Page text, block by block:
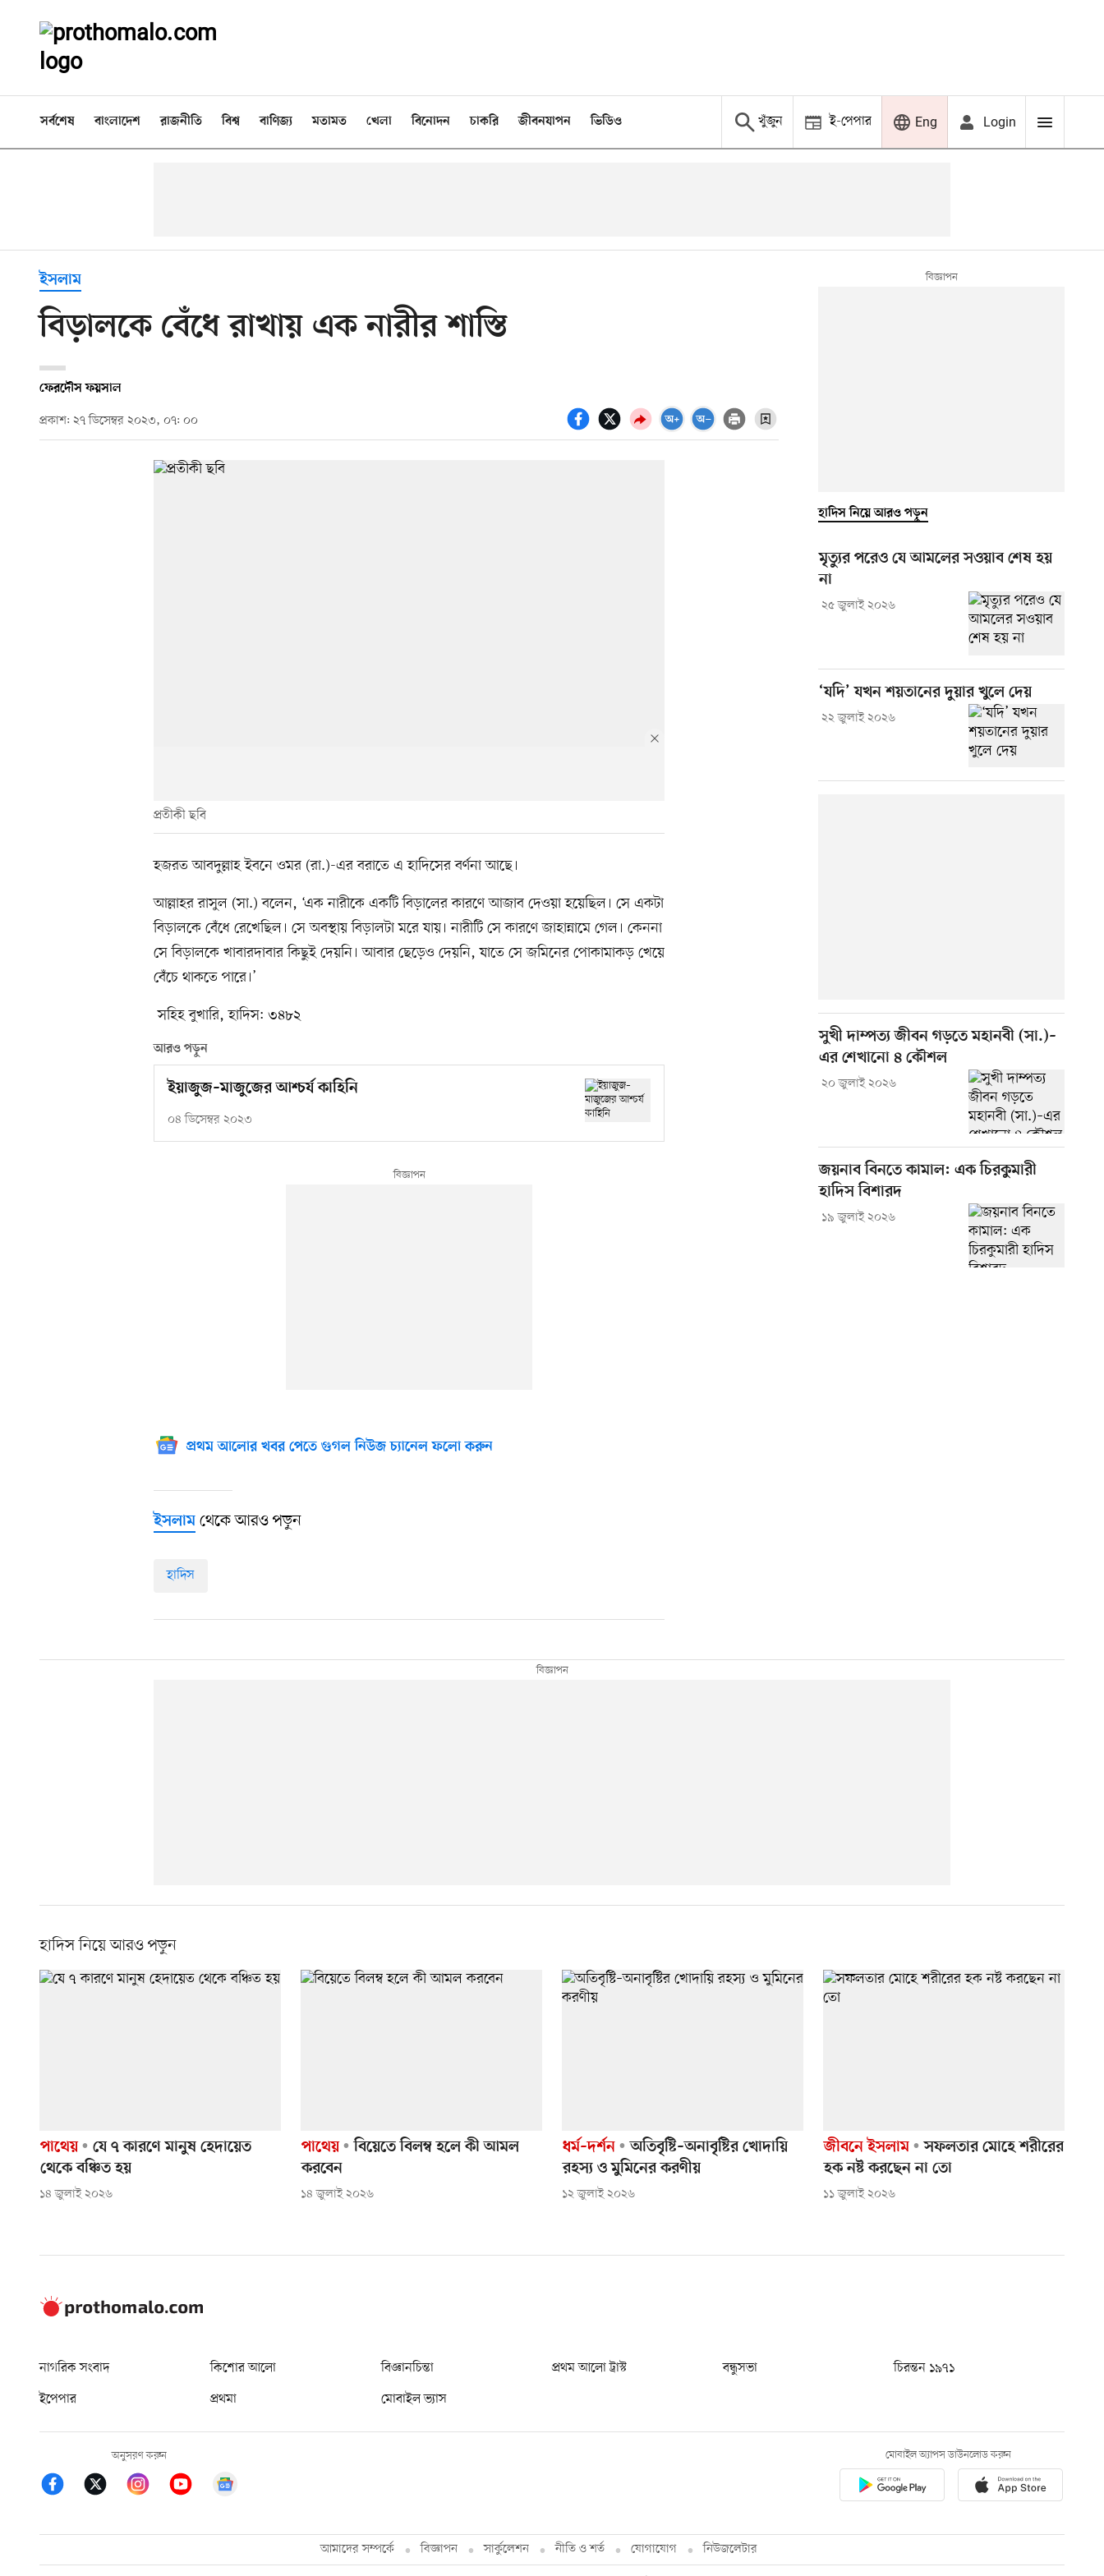
সর্বশেষ বাংলাদেশ রাজনীতি বিশ্ব বাণিজ্য মতামত খেলা বিনোদন চাকরি জীবনযাপন ভিডিও খুঁজুন ই-পেপার Eng Login
ইসলাম
বিড়ালকে বেঁধে রাখায় এক নারীর শাস্তি
ফেরদৌস ফয়সাল
প্রকাশ: ২৭ ডিসেম্বর ২০২৩, ০৭: ০০
প্রতীকী ছবি
হজরত আবদুল্লাহ ইবনে ওমর (রা.)-এর বরাতে এ হাদিসের বর্ণনা আছে।
আল্লাহর রাসুল (সা.) বলেন, ‘এক নারীকে একটি বিড়ালের কারণে আজাব দেওয়া হয়েছিল। সে একটা
বিড়ালকে বেঁধে রেখেছিল। সে অবস্থায় বিড়ালটা মরে যায়। নারীটি সে কারণে জাহান্নামে গেল। কেননা
সে বিড়ালকে খাবারদাবার কিছুই দেয়নি। আবার ছেড়েও দেয়নি, যাতে সে জমিনের পোকামাকড় খেয়ে
বেঁচে থাকতে পারে।’
সহিহ বুখারি, হাদিস: ৩৪৮২
আরও পড়ুন
ইয়াজুজ–মাজুজের আশ্চর্য কাহিনি
০৪ ডিসেম্বর ২০২৩
প্রথম আলোর খবর পেতে গুগল নিউজ চ্যানেল ফলো করুন
ইসলাম থেকে আরও পড়ুন
হাদিস
হাদিস নিয়ে আরও পড়ুন
মৃত্যুর পরেও যে আমলের সওয়াব শেষ হয়
না
২৫ জুলাই ২০২৬
‘যদি’ যখন শয়তানের দুয়ার খুলে দেয়
২২ জুলাই ২০২৬
সুখী দাম্পত্য জীবন গড়তে মহানবী (সা.)–
এর শেখানো ৪ কৌশল
২০ জুলাই ২০২৬
জয়নাব বিনতে কামাল: এক চিরকুমারী
হাদিস বিশারদ
১৯ জুলাই ২০২৬
হাদিস নিয়ে আরও পড়ুন
পাথেয়
যে ৭ কারণে মানুষ হেদায়েত
থেকে বঞ্চিত হয়
১৪ জুলাই ২০২৬
পাথেয়
বিয়েতে বিলম্ব হলে কী আমল
করবেন
১৪ জুলাই ২০২৬
ধর্ম–দর্শন
অতিবৃষ্টি–অনাবৃষ্টির খোদায়ি
রহস্য ও মুমিনের করণীয়
১২ জুলাই ২০২৬
জীবনে ইসলাম
সফলতার মোহে শরীরের
হক নষ্ট করছেন না তো
১১ জুলাই ২০২৬
নাগরিক সংবাদ কিশোর আলো বিজ্ঞানচিন্তা প্রথম আলো ট্রাস্ট বন্ধুসভা
চিরন্তন ১৯৭১
ইপেপার
প্রথমা মোবাইল ভ্যাস
অনুসরণ করুন মোবাইল অ্যাপস ডাউনলোড করুন
আমাদের সম্পর্কে বিজ্ঞাপন সার্কুলেশন নীতি ও শর্ত যোগাযোগ নিউজলেটার